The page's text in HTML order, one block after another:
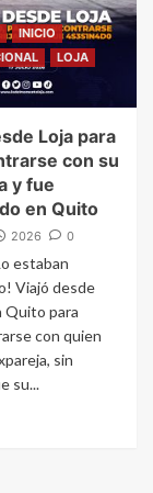
INICIO
LOJA
Loja para
con su
y fue
en Quito
2026 0
estaban
Viajó desde
Quito para
con quien
sin
su...